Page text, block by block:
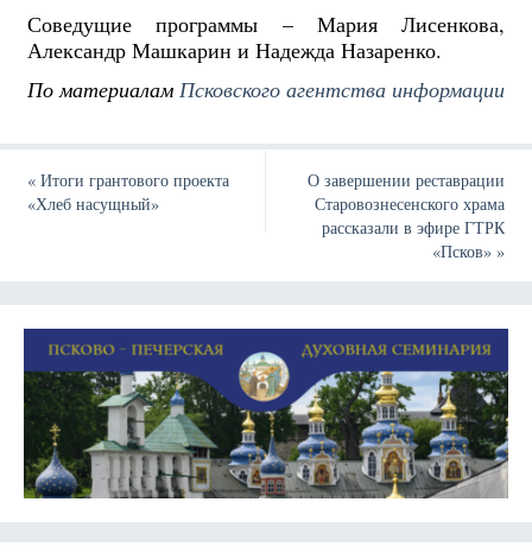
Соведущие программы – Мария Лисенкова,
Александр Машкарин и Надежда Назаренко.
По материаламПсковского агентства информации
«Итоги грантового проекта
«Хлеб насущный»
О завершении реставрации
Старовознесенского храма
рассказали в эфире ГТРК
«Псков»»